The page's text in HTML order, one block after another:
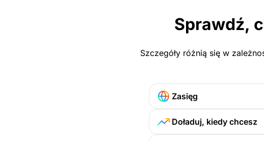
Sprawdź,
Szczegóły różnią się w
Zasięg
Doładuj, kiedy chcesz